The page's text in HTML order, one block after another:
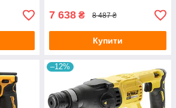
7 638 ₴ 8 487 ₴
Купити
–12%